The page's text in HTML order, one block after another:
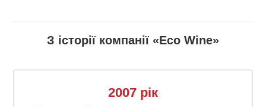
З історії компанії «Eco Wine»
2007 рік